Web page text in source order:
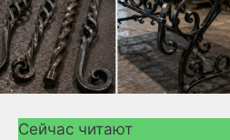
Сейчас читают